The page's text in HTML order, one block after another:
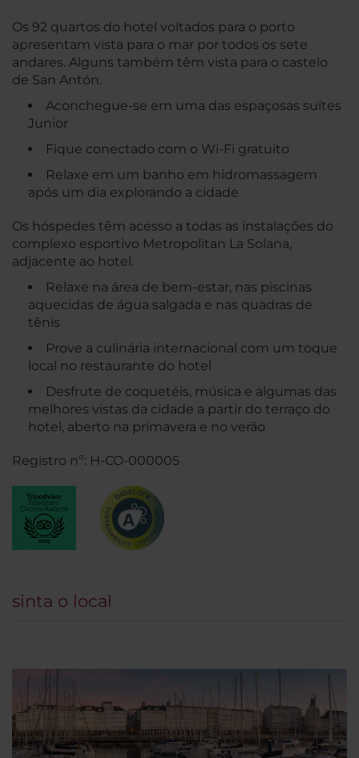
Os 92 quartos do hotel voltados para o porto
apresentam vista para o mar por todos os sete
andares. Alguns também têm vista para o castelo
de San Antón.
Aconchegue-se em uma das espaçosas suítes
Junior
Fique conectado com o Wi-Fi gratuito
Relaxe em um banho em hidromassagem
após um dia explorando a cidade
Os hóspedes têm acesso a todas as instalações do
complexo esportivo Metropolitan La Solana,
adjacente ao hotel.
Relaxe na área de bem-estar, nas piscinas
aquecidas de água salgada e nas quadras de
tênis
Prove a culinária internacional com um toque
local no restaurante do hotel
Desfrute de coquetéis, música e algumas das
melhores vistas da cidade a partir do terraço do
hotel, aberto na primavera e no verão
Registro nº: H-CO-000005
sinta o local